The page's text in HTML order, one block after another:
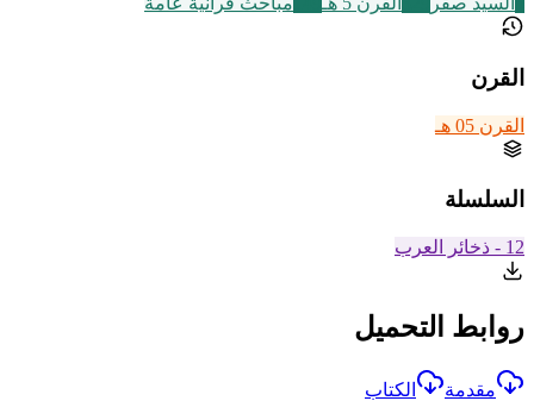
القرن
القرن 05 هـ
السلسلة
12 - ذخائر العرب
روابط التحميل
مقدمة الكتاب